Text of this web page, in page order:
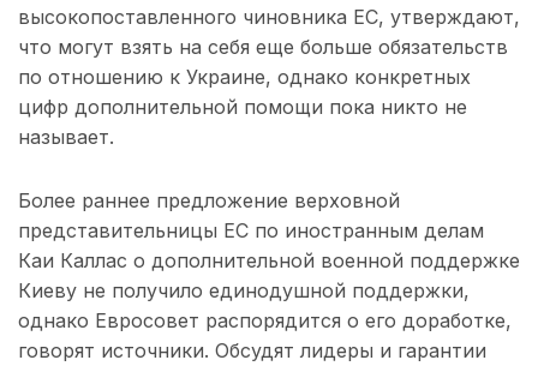
высокопоставленного чиновника ЕС, утверждают,
что могут взять на себя еще больше обязательств
по отношению к Украине, однако конкретных
цифр дополнительной помощи пока никто не
называет.
Более раннее предложение верховной
представительницы ЕС по иностранным делам
Каи Каллас о дополнительной военной поддержке
Киеву не получило единодушной поддержки,
однако Евросовет распорядится о его доработке,
говорят источники. Обсудят лидеры и гарантии